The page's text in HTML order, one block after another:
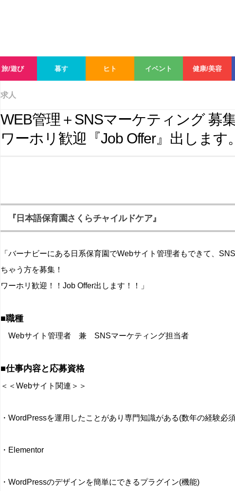
旅/遊び 暮す ヒト イベント 健康/美容
求人
WEB管理＋SNSマーケティング 募
ワーホリ歓迎『Job Offer』出します。
『日本語保育園さくらチャイルドケア』
「バーナビーにある日系保育園でWebサイト管理者もできて、
ちゃう方を募集！
ワーホリ歓迎！！Job Offer出します！！」
■職種
Webサイト管理者 兼 SNSマーケティング担当者
■仕事内容と応募資格
＜＜Webサイト関連＞＞
・WordPressを運用したことがあり専門知識がある(数年の経験必須
・Elementor
・WordPressのデザインを簡単にできるプラグイン(機能)